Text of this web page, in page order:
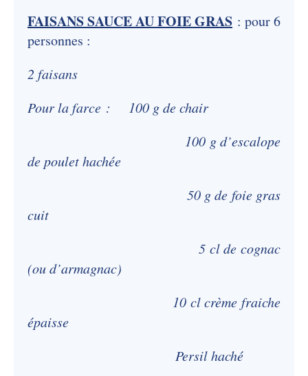
FAISANS SAUCE AU FOIE GRAS : pour 6
personnes :
2 faisans
Pour la farce : 100 g de chair
100 g d’escalope
de poulet hachée
50 g de foie gras
cuit
5 cl de cognac
(ou d’armagnac)
10 cl crème fraiche
épaisse
Persil haché